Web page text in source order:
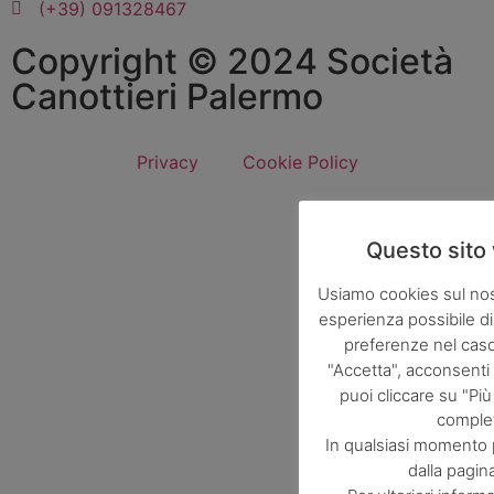
(+39) 091328467
Copyright © 2024 Società
Canottieri Palermo
Privacy Cookie Policy
Questo
Usiamo cookies sul
esperienza possibile
preferenze nel
"Accetta",
puoi cliccare su
In qualsiasi
dalla